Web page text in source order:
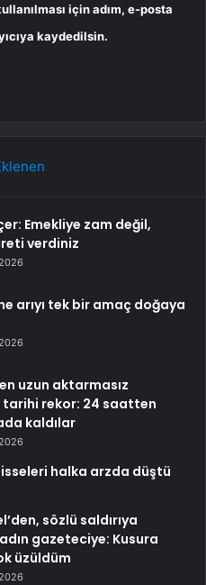
için adım, e-posta
kaydedilsin.
Emekliye zam değil,
verdiniz
arıyı tek bir amaç doğaya
uzun aktarmasız
tarihi rekor: 24 saatten
kaldılar
halka arzda düştü
sözlü saldırıya
gazeteciye: Kusura
üzüldüm